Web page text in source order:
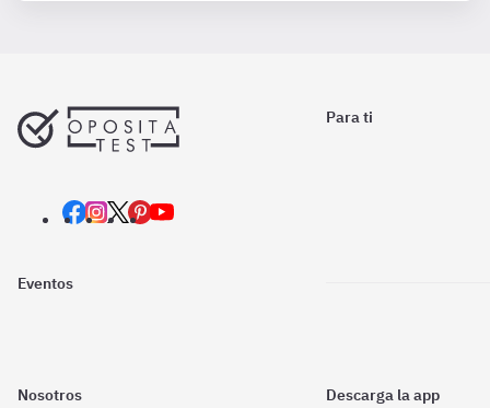
Para ti
Eventos
Nosotros Descarga la app